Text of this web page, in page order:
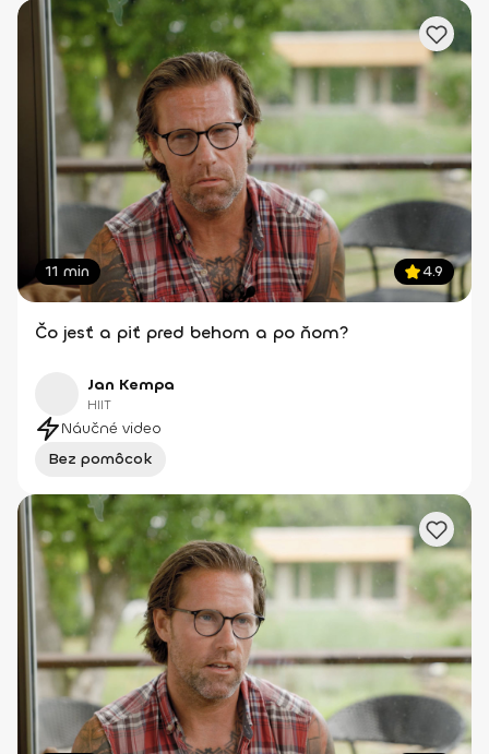
11 min 4.9
Čo jesť a piť pred behom a po ňom?
Jan Kempa
HIIT
Náučné video
Bez pomôcok